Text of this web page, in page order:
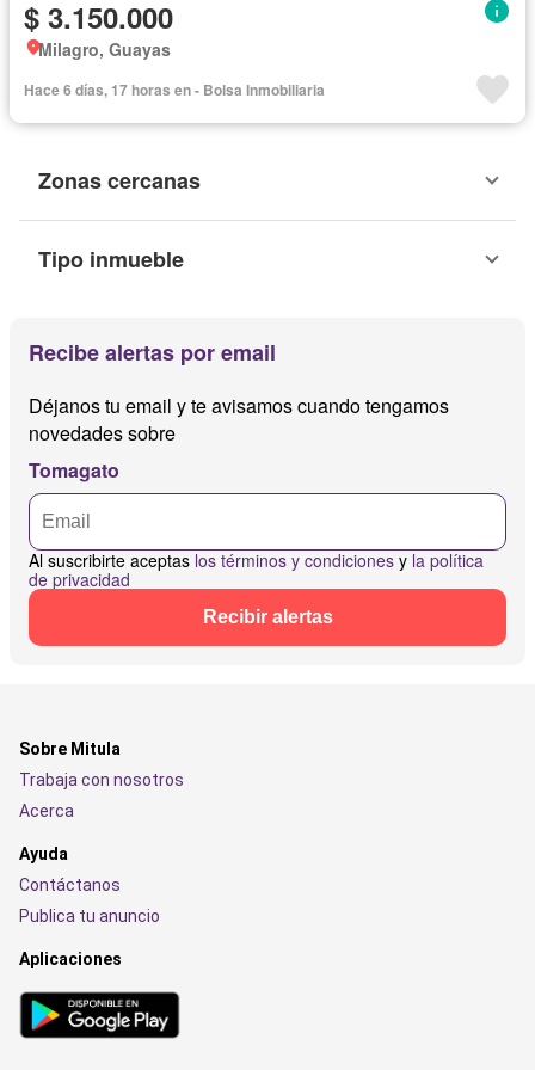
$ 3.150.000
Milagro, Guayas
Hace 6 días, 17 horas en - Bolsa Inmobiliaria
Zonas cercanas
Tipo inmueble
Recibe alertas por email
Déjanos tu email y te avisamos cuando tengamos
novedades sobre
Tomagato
Al suscribirte aceptas los términos y condiciones y la política
de privacidad
Recibir alertas
Sobre Mitula
Trabaja con nosotros
Acerca
Ayuda
Contáctanos
Publica tu anuncio
Aplicaciones